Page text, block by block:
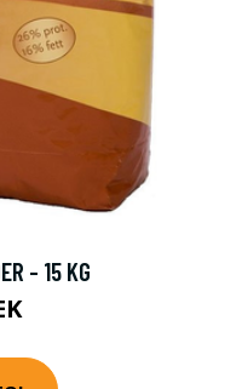
- 15 KG